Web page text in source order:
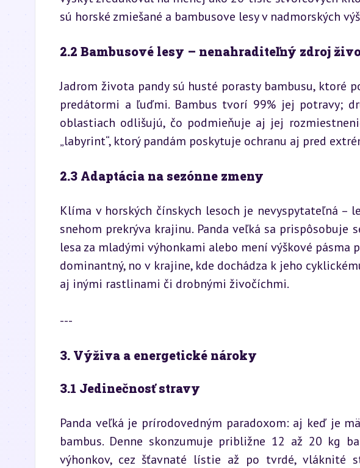
sú horské zmiešané a bambusove lesy v nadmorských
2.2 Bambusové lesy – nenahraditeľný zdroj
Jadrom života pandy sú husté porasty bambusu, ktoré
predátormi a ľuďmi. Bambus tvorí 99% jej potravy;
oblastiach odlišujú, čo podmieňuje aj jej
„labyrint“, ktorý pandám poskytuje ochranu aj pred
2.3 Adaptácia na sezónne zmeny
Klíma v horských čínskych lesoch je nevyspytateľná –
snehom prekrýva krajinu. Panda veľká sa prispôsobuje
lesa za mladými výhonkami alebo mení výškové pásma
dominantný, no v krajine, kde dochádza k jeho
aj inými rastlinami či drobnými živočíchmi.
---
3. Výživa a energetické nároky
3.1 Jedinečnosť stravy
Panda veľká je prírodovedným paradoxom: aj keď je
bambus. Denne skonzumuje približne 12 až 20 kg
výhonkov, cez šťavnaté lístie až po tvrdé, vláknité